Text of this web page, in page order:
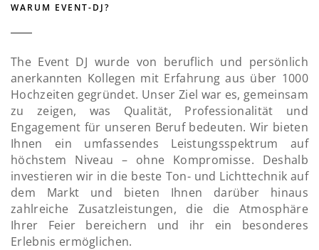
WARUM EVENT-DJ?
The Event DJ wurde von beruflich und persönlich
anerkannten Kollegen mit Erfahrung aus über 1000
Hochzeiten gegründet. Unser Ziel war es, gemeinsam
zu zeigen, was Qualität, Professionalität und
Engagement für unseren Beruf bedeuten. Wir bieten
Ihnen ein umfassendes Leistungsspektrum auf
höchstem Niveau – ohne Kompromisse. Deshalb
investieren wir in die beste Ton- und Lichttechnik auf
dem Markt und bieten Ihnen darüber hinaus
zahlreiche Zusatzleistungen, die die Atmosphäre
Ihrer Feier bereichern und ihr ein besonderes
Erlebnis ermöglichen.